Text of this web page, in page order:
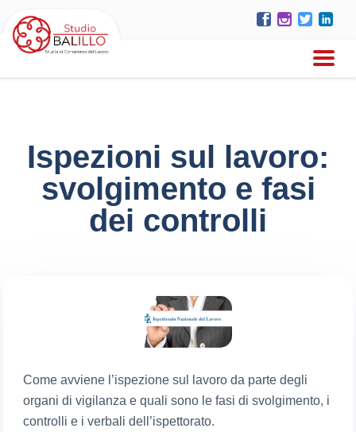
Ispezioni sul lavoro:
svolgimento e fasi
dei controlli
Come avviene l’ispezione sul lavoro da parte degli
organi di vigilanza e quali sono le fasi di svolgimento, i
controlli e i verbali dell’ispettorato.